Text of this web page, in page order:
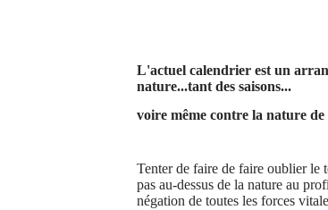
L'actuel calendrier est un
nature...tant des saisons...
voire même contre la nature de
Tenter de faire de faire oublier le
pas au-dessus de la nature au
négation de toutes les forces